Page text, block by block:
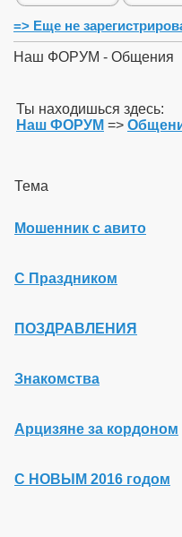
=> Еще не
Наш ФОРУМ - Общения
Ты находишься здесь:
Наш ФОРУМ =>
Тема
Мошенник с авито
С Праздником
ПОЗДРАВЛЕНИЯ
Знакомства
Арцизяне за кордоном
С НОВЫМ 2016 годом